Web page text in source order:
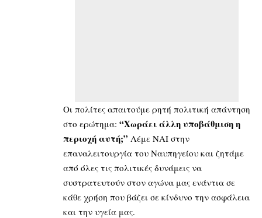
Οι πολίτες απαιτούμε ρητή πολιτική απάντηση
στο ερώτημα: “Χωράει άλλη υποβάθμιση η
περιοχή αυτή;” Λέμε ΝΑΙ στην
επαναλειτουργία του Ναυπηγείου και ζητάμε
από όλες τις πολιτικές δυνάμεις να
συστρατευτούν στον αγώνα μας ενάντια σε
κάθε χρήση που βάζει σε κίνδυνο την ασφάλεια
και την υγεία μας.